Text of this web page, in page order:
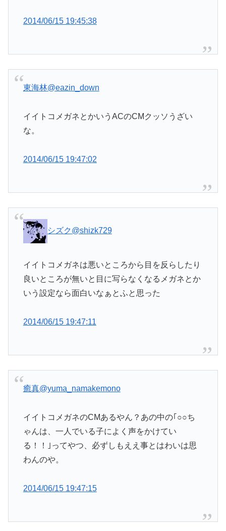
2014/06/15 19:45:38
東海林@eazin_down
イイトコメガネとかいうACのCMクッソうざい
な。
2014/06/15 19:47:02
シズク@shizk729
イイトコメガネは悪いところから目を反らしたり
良いところが無いと目に写らなくなるメガネとか
いう設定なら面白いなぁとふと思った
2014/06/15 19:47:11
癒真@yuma_namakemono
イイトコメガネのCMあるやん？あの中の｢○○ち
ゃんは、一人でいる子によく声をかけてい
る！！｣ってやつ、必ずしもええ事とはわいは思
わんのや。
2014/06/15 19:47:15